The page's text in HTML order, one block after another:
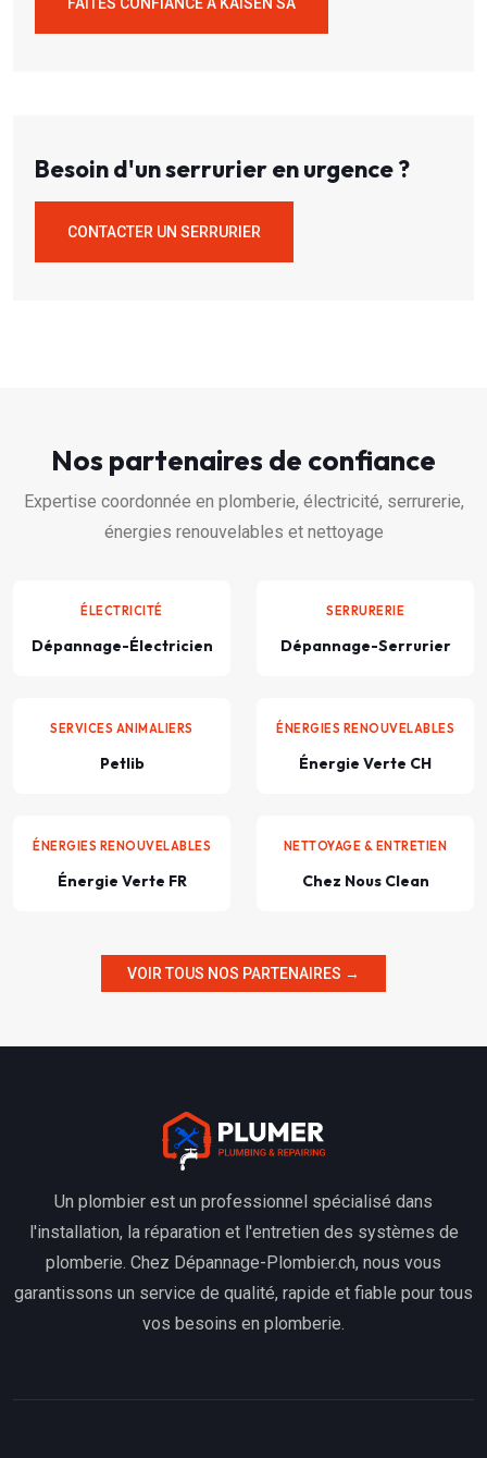
Besoin d'un serrurier en urgence ?
CONTACTER UN SERRURIER
Nos partenaires de confiance
Expertise coordonnée en plomberie, électricité, serrurerie,
énergies renouvelables et nettoyage
ÉLECTRICITÉ
Dépannage-Électricien
SERRURERIE
Dépannage-Serrurier
SERVICES ANIMALIERS
Petlib
ÉNERGIES RENOUVELABLES
Énergie Verte CH
ÉNERGIES RENOUVELABLES
Énergie Verte FR
NETTOYAGE & ENTRETIEN
Chez Nous Clean
VOIR TOUS NOS PARTENAIRES →
Un plombier est un professionnel spécialisé dans
l'installation, la réparation et l'entretien des systèmes de
plomberie. Chez Dépannage-Plombier.ch, nous vous
garantissons un service de qualité, rapide et fiable pour tous
vos besoins en plomberie.